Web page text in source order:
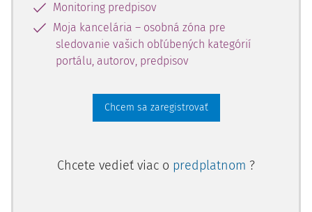
Monitoring predpisov
Moja kancelária – osobná zóna pre
sledovanie vašich obľúbených kategórií
portálu, autorov, predpisov
Chcem sa zaregistrovať
Chcete vedieť viac o predplatnom ?